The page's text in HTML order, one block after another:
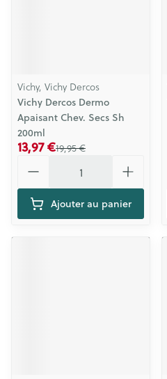
Vichy, Vichy Dercos
Vichy Dercos Dermo
Apaisant Chev. Secs Sh
200ml
19,95 €
13,97 €
Ajouter au panier